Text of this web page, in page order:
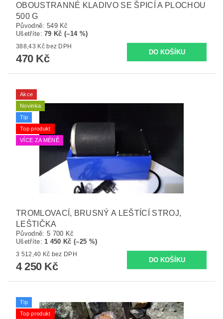
OBOUSTRANNÉ KLADIVO SE ŠPICÍ A PLOCHOU
500 G
Původně: 549 Kč
Ušetříte:79 Kč (–14 %)
388,43 Kč bez DPH
470 Kč
Akce
Novinka
Tip
Top produkt
VÍCE ZA MÉNĚ
TROMLOVACÍ, BRUSNÝ A LEŠTÍCÍ STROJ,
LEŠTIČKA
Původně: 5 700 Kč
Ušetříte: 1 450 Kč (–25 %)
3 512,40 Kč bez DPH
4 250 Kč
Tip
Top produkt